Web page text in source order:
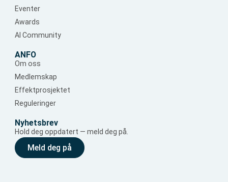
Eventer
Awards
AI Community
ANFO
Om oss
Medlemskap
Effektprosjektet
Reguleringer
Nyhetsbrev
Hold deg oppdatert — meld deg på.
Meld deg på